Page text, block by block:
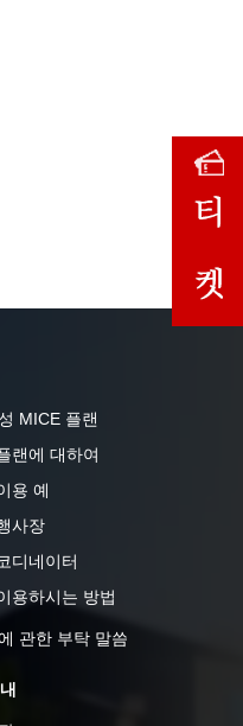
MICE 플랜
랜에 대하여
용 예
사장
디네이터
용하시는 방법
관한 부탁 말씀